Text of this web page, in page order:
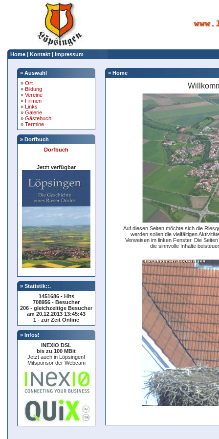
Home | Kontakt | Impressum
» Auswahl
» Ort
» Bildung
» Vereine
» Firmen
» Links
» Galerie
» Gästebuch
» Termine
» Dorfbuch
Dorfbuch
Jetzt verfügbar
» Statistik::.
1451686 - Hits
708956 - Besucher
206 - gleichzeitige Besucher
am 20.12.2013 13:45:43
1 - zur Zeit Online
» Infos!
INEXIO DSL
bis zu 100 MBit
Jetzt auch in Löpsingen!
Mitsponsor der Webcam
» Home
Auf diesen Seiten möchte sich die
werden sollen die vielfältigen
Verweisen im linken Fenster. Die
die sinnvolle Inhalte